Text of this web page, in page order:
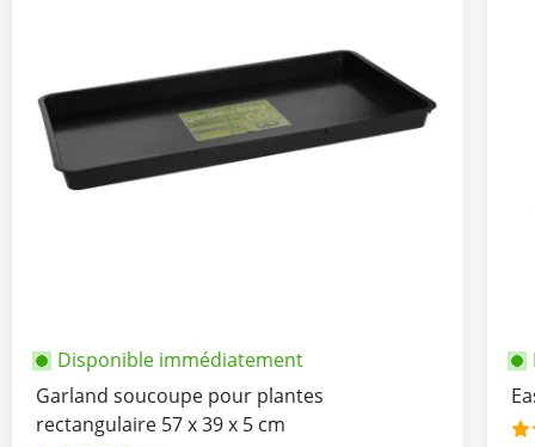
Disponible immédiatement
Garland soucoupe pour plantes
rectangulaire 57 x 39 x 5 cm